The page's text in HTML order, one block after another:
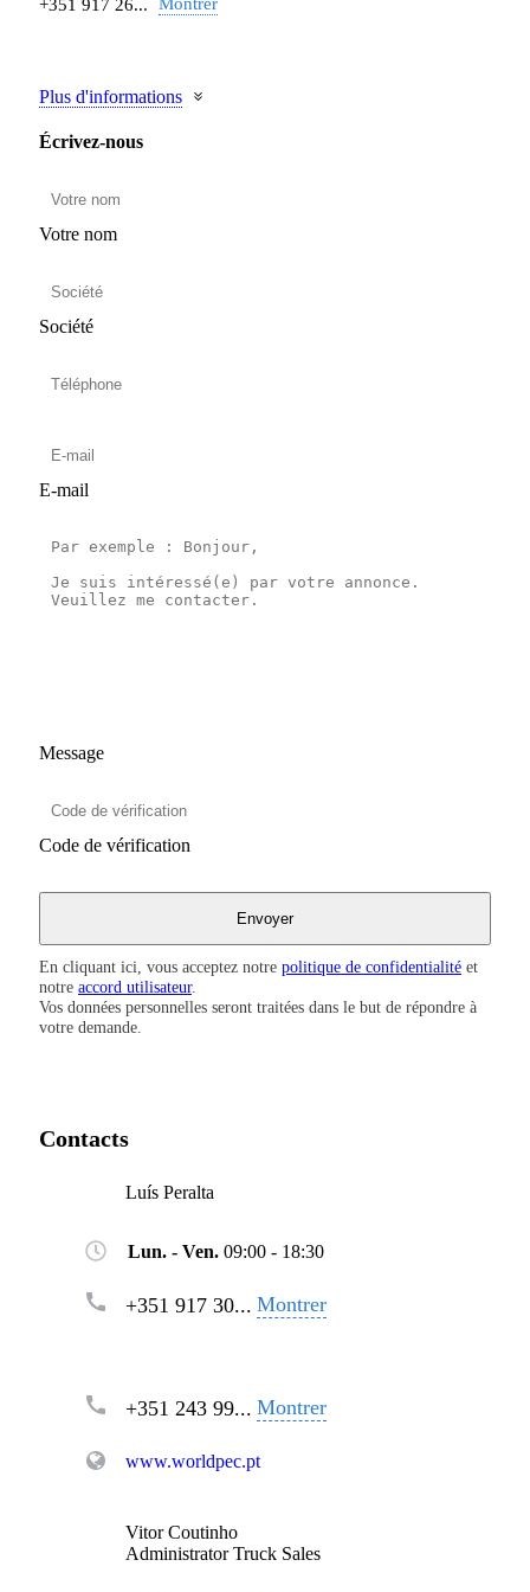
+351 917 26...
Plus d'informations
Écrivez-nous
Votre nom
Société
E-mail
Message
Code de vérification
En cliquant ici, vous acceptez notre politique de confidentialité et
notre accord utilisateur.
Vos données personnelles seront traitées dans le but de répondre à
votre demande.
Contacts
Luís Peralta
Lun. - Ven. 09:00 - 18:30
+351 917 30... Montrer
+351 243 99... Montrer
www.worldpec.pt
Vitor Coutinho
Administrator Truck Sales